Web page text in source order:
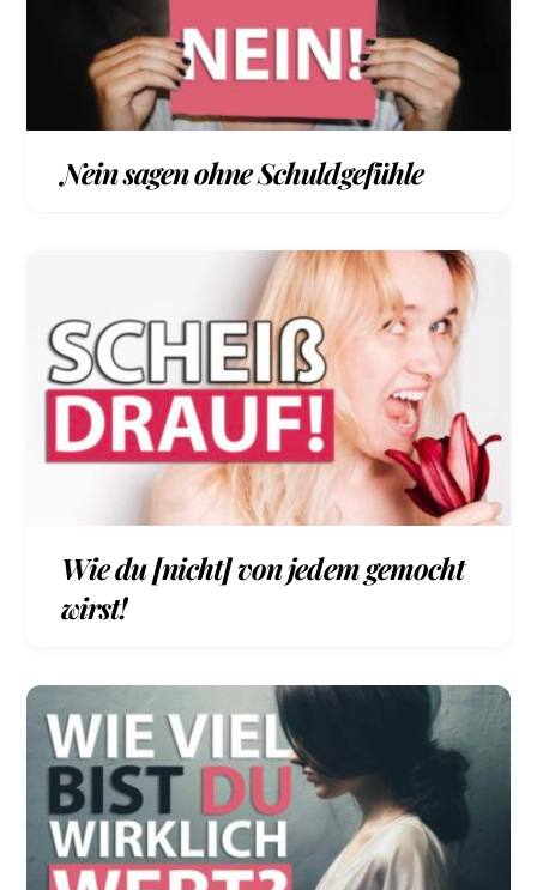
Nein sagen ohne Schuldgefühle
Wie du [nicht] von jedem gemocht
wirst!